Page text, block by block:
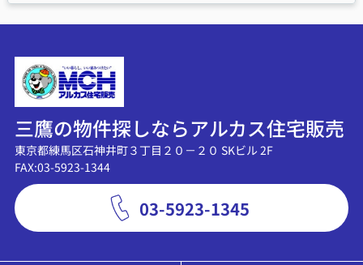
三鷹の物件探しならアルカス住宅販売
東京都練馬区石神井町３丁目２０－２０ SKビル 2F
FAX:03-5923-1344
03-5923-1345